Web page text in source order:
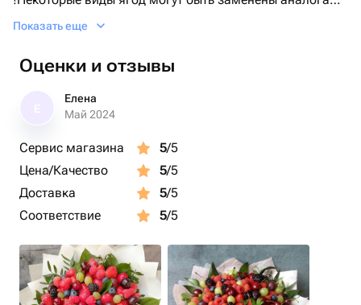
из мармелада, либо другими вариантами в силу их
Букет доставляется в защитной пленке.
Показать еще
Оценки и отзывы
Елена
Май 2024
Сервис магазина 5/5
Цена/Качество
5/5
Доставка
5/5
Соответствие
5/5